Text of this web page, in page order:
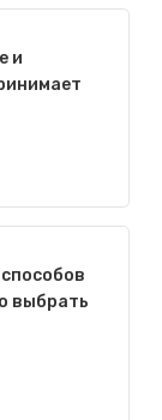
и
выбрать